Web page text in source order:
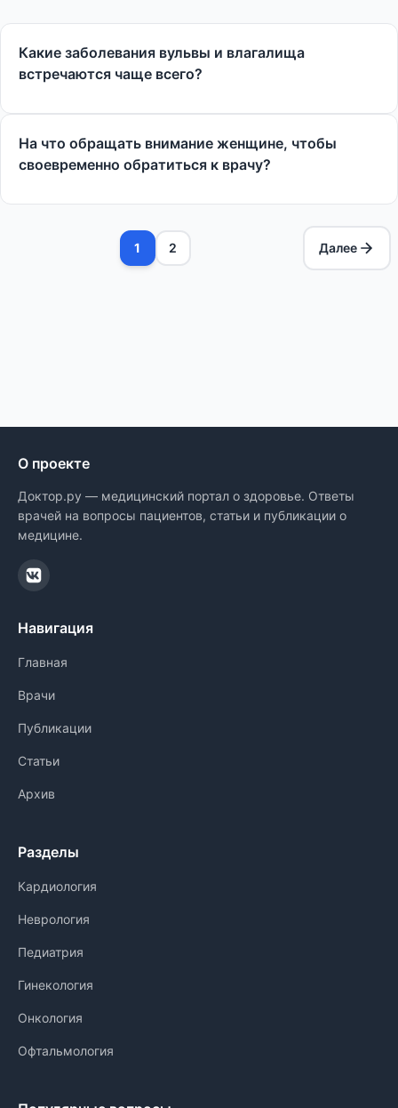
Какие заболевания вульвы и влагалища
встречаются чаще всего?
На что обращать внимание женщине, чтобы
своевременно обратиться к врачу?
1 2 Далее
О проекте
Доктор.ру — медицинский портал о здоровье. Ответы
врачей на вопросы пациентов, статьи и публикации о
медицине.
Навигация
Главная
Врачи
Публикации
Статьи
Архив
Разделы
Кардиология
Неврология
Педиатрия
Гинекология
Онкология
Офтальмология